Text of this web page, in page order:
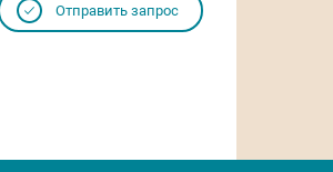
Отправить запрос